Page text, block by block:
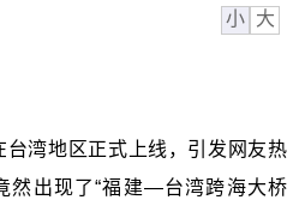
小 大
台湾地区正式上线，引发网友热
然出现了“福建—台湾跨海大桥